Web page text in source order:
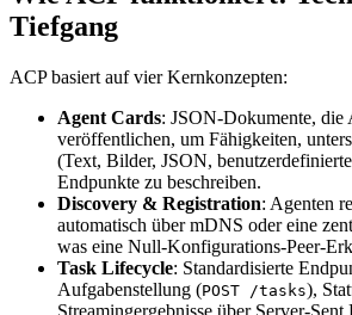
Tiefgang
ACP basiert auf vier Kernkonzepten:
Agent Cards: JSON-Dokumente, die
veröffentlichen, um Fähigkeiten,
(Text, Bilder, JSON,
Endpunkte zu beschreiben.
Discovery & Registration: Agenten
automatisch über mDNS oder eine
was eine Null-Konfigurations-Peer-
Task Lifecycle: Standardisierte
Aufgabenstellung (POST /tasks),
Streamingergebnisse über Server-